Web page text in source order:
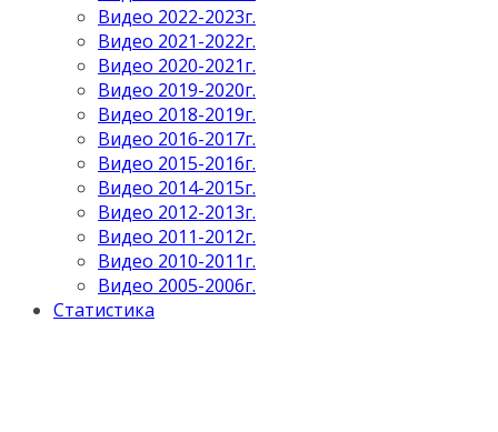
Видео 2022-2023г.
Видео 2021-2022г.
Видео 2020-2021г.
Видео 2019-2020г.
Видео 2018-2019г.
Видео 2016-2017г.
Видео 2015-2016г.
Видео 2014-2015г.
Видео 2012-2013г.
Видео 2011-2012г.
Видео 2010-2011г.
Видео 2005-2006г.
Статистика